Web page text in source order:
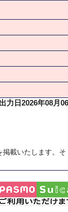
出力日2026年08月
掲載いたします。そ